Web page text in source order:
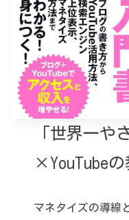
「世界一や
×YouTubeの
マネタイズの導線